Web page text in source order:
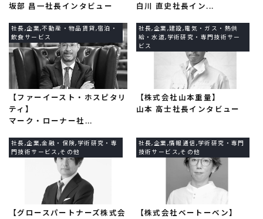
坂部 昌一社長インタビュー
白川 直史社長イン...
社長,企業,不動産・物品賃貸,宿泊・
飲食サービス
【ファーイースト・ホスピタリ
ティ】
マーク・ローナー社...
社長,企業,建設,電気・ガス・熱供
給・水道,学術研究・専門技術サー
ビス
【株式会社山本重量】
山本 高士社長インタビュー
社長,企業,金融・保険,学術研究・専
門技術サービス,その他
【グロースパートナーズ株式会
社長,企業,情報通信,学術研究・専門
技術サービス,その他
【株式会社ベートーベン】